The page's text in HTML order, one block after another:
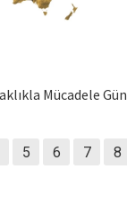
Mücadele
5 6 7 8